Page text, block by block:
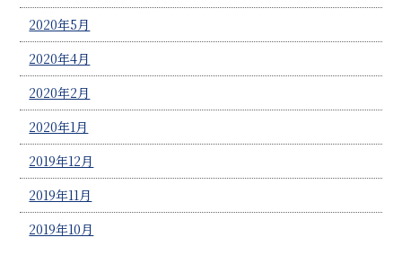
2020年5月
2020年4月
2020年2月
2020年1月
2019年12月
2019年11月
2019年10月